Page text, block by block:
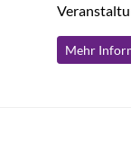
Mehr Info